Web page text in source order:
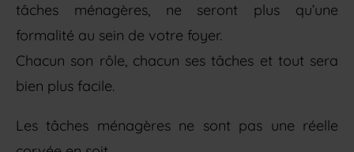
tâches ménagères, ne seront plus qu’une
formalité au sein de votre foyer.
Chacun son rôle, chacun ses tâches et tout sera
bien plus facile.
Les tâches ménagères ne sont pas une réelle